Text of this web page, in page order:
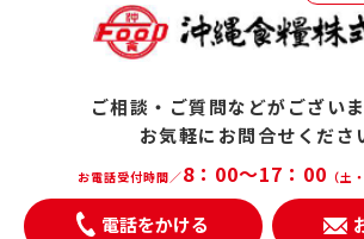
ご相談・ご質問などがございま
お気軽にお問合せくださ
お電話受付時間／8：00～17：00 （土
電話をかける